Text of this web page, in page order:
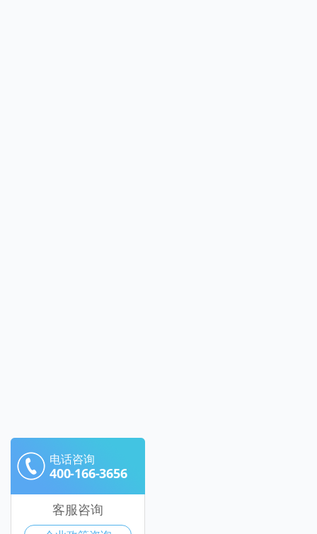
电话咨询
400-166-3656
客服咨询